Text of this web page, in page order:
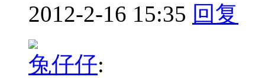
2012-2-16 15:35 回复
兔仔仔: